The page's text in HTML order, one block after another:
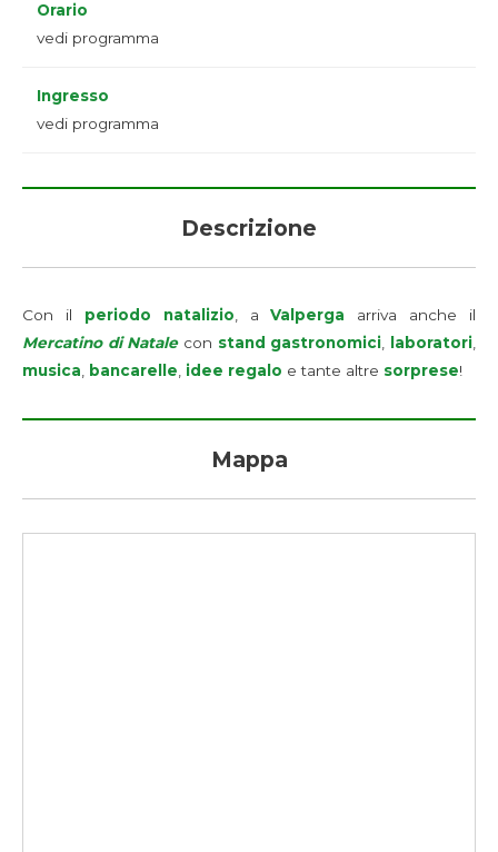
Orario
vedi programma
Ingresso
vedi programma
Descrizione
Con il periodo natalizio, aValperga arriva anche il
Mercatino di Natalecon stand gastronomici, laboratori,
musica, bancarelle, idee regalo e tante altre sorprese!
Mappa